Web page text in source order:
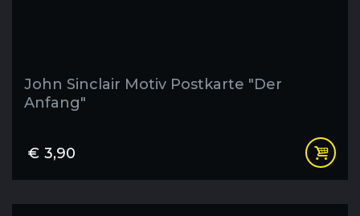
John Sinclair Motiv Postkarte "Der
Anfang"
€ 3,90